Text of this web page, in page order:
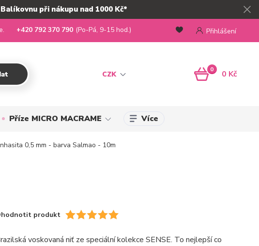
při nákupu nad 1000 Kč*
CZK
Přihlášení
+420 792 370 790 (Po-Pá, 9-15 hod.)
0 0 Kč
Příze MICRO MACRAME Více
0,5 mm - barva Salmao - 10m
produkt
voskovaná niť ze speciální kolekce SENSE. To nejlepší co